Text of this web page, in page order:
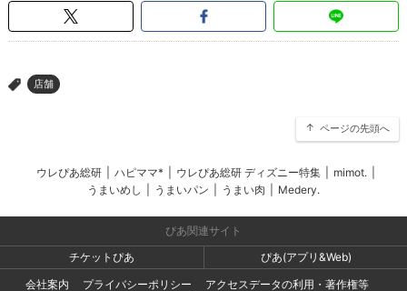
> 店舗
ページの先頭へ
ウレぴあ総研 ハピママ* ウレぴあ総研 ディズニー特集 mimot.
うまいめし
うまいパン うまい肉 Medery.
ぴあ関連サイト
チケットぴあ
ぴあ(アプリ&Web)
会社案内
プライバシーポリシー アクセスデータの利用・著作権等